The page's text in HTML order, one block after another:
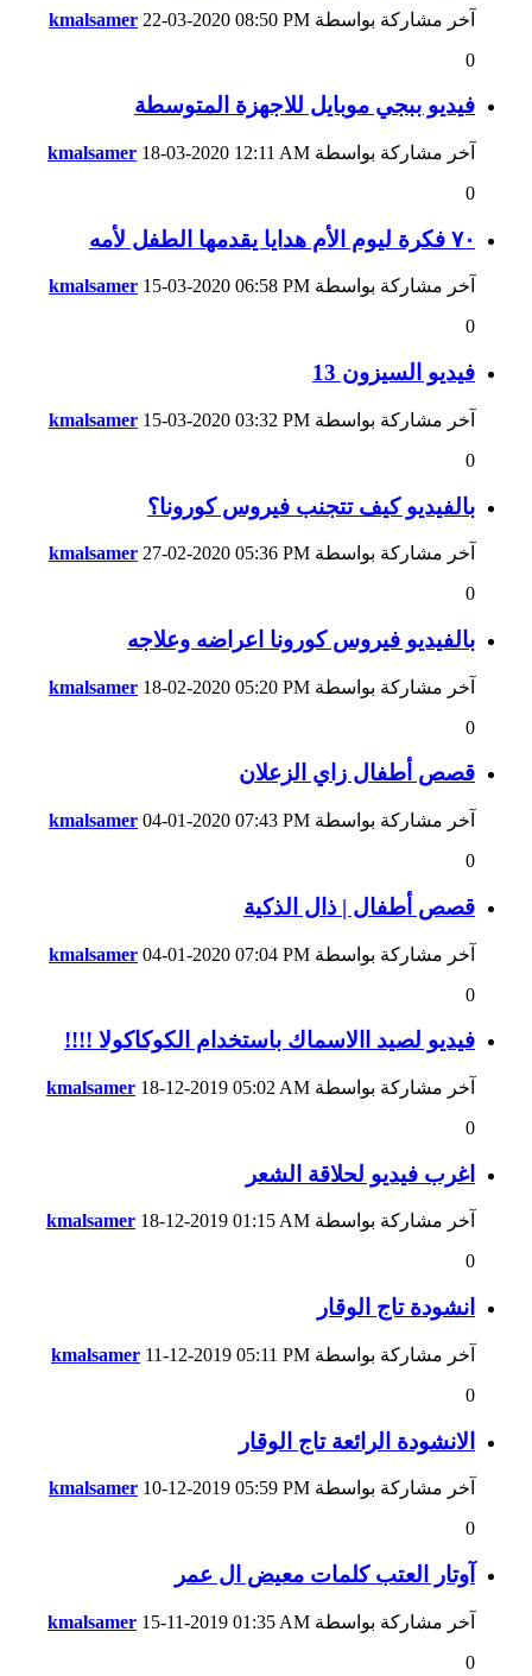
آخر مشاركة بواسطة kmalsamer 22-03-2020 08:50 PM
0
فيديو ببجي موبايل للاجهزة المتوسطة
آخر مشاركة بواسطة kmalsamer 18-03-2020 12:11 AM
0
٧٠ فكرة ليوم الأم هدايا يقدمها الطفل لأمه
آخر مشاركة بواسطة kmalsamer 15-03-2020 06:58 PM
0
فيديو السيزون 13
آخر مشاركة بواسطة kmalsamer 15-03-2020 03:32 PM
0
بالفيديو كيف تتجنب فيروس كورونا؟
آخر مشاركة بواسطة kmalsamer 27-02-2020 05:36 PM
0
بالفيديو فيروس كورونا اعراضه وعلاجه
آخر مشاركة بواسطة kmalsamer 18-02-2020 05:20 PM
0
قصص أطفال زاي الزعلان
آخر مشاركة بواسطة kmalsamer 04-01-2020 07:43 PM
0
قصص أطفال | ذال الذكية
آخر مشاركة بواسطة kmalsamer 04-01-2020 07:04 PM
0
فيديو لصيد االاسماك باستخدام الكوكاكولا !!!!
آخر مشاركة بواسطة kmalsamer 18-12-2019 05:02 AM
0
اغرب فيديو لحلاقة الشعر
آخر مشاركة بواسطة kmalsamer 18-12-2019 01:15 AM
0
انشودة تاج الوقار
آخر مشاركة بواسطة kmalsamer 11-12-2019 05:11 PM
0
الانشودة الرائعة تاج الوقار
آخر مشاركة بواسطة kmalsamer 10-12-2019 05:59 PM
0
آوتار العتب كلمات معيض ال عمر
آخر مشاركة بواسطة kmalsamer 15-11-2019 01:35 AM
0